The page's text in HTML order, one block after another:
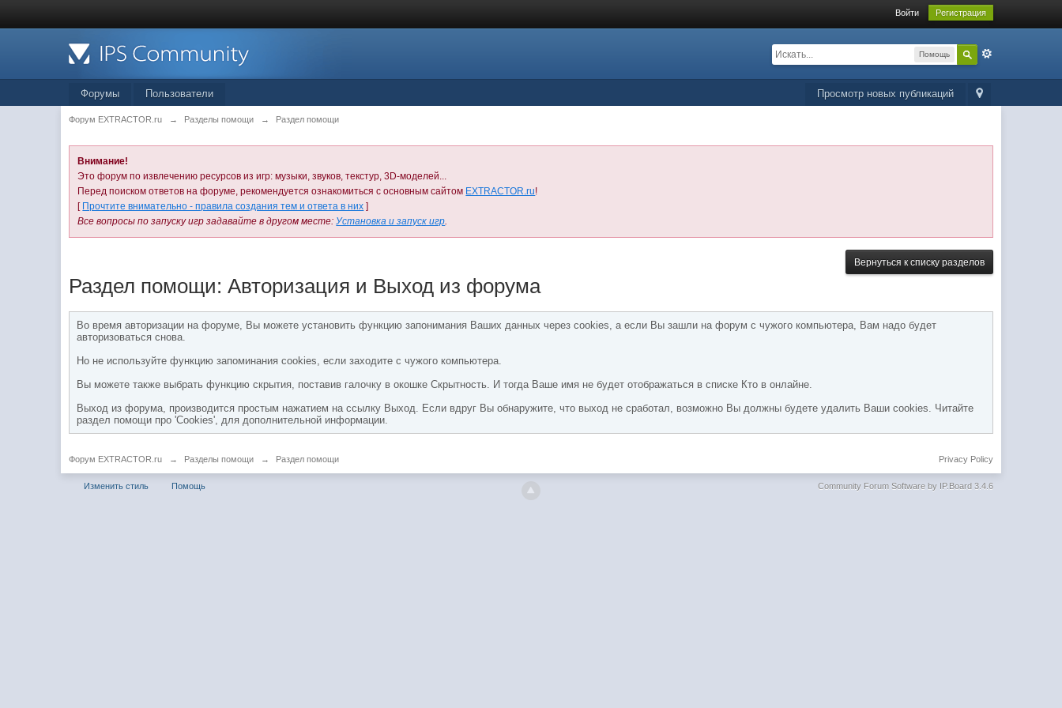
Войти Регистрация
Помощь
Просмотр новых публикаций
Форумы Пользователи
Форум EXTRACTOR.ru → Разделы помощи → Раздел помощи
Внимание!
Это форум по извлечению ресурсов из игр: музыки, звуков, текстур, 3D-моделей...
Перед поиском ответов на форуме, рекомендуется ознакомиться с основным сайтом EXTRACTOR.ru!
[ Прочтите внимательно - правила создания тем и ответа в них ]
Все вопросы по запуску игр задавайте в другом месте:Установка и запуск игр.
Вернуться к списку разделов
Раздел помощи: Авторизация и Выход из форума
Во время авторизации на форуме, Вы можете установить функцию запонимания Ваших данных через cookies, а если Вы зашли на форум с чужого компьютера, Вам надо будет
авторизоваться снова.
Но не используйте функцию запоминания cookies, если заходите с чужого компьютера.
Вы можете также выбрать функцию скрытия, поставив галочку в окошке Скрытность. И тогда Ваше имя не будет отображаться в списке Кто в онлайне.
Выход из форума, производится простым нажатием на ссылку Выход. Если вдруг Вы обнаружите, что выход не сработал, возможно Вы должны будете удалить Ваши cookies. Читайте
раздел помощи про 'Cookies', для дополнительной информации.
Форум EXTRACTOR.ru → Разделы помощи → Раздел помощи Privacy Policy
Изменить стиль Помощь Community Forum Software by IP.Board 3.4.6